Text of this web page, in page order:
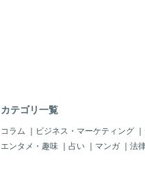
カテゴリ一覧
コラム ｜ ビジネス・マーケティング ｜
エンタメ・趣味 ｜ 占い ｜ マンガ ｜ 法